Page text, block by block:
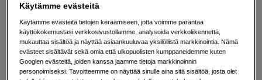
Lisää tietoa
87 EUR
Käytämme evästeitä
Käytämme evästeitä tietojen keräämiseen, jotta voimme parantaa
käyttökokemustasi verkkosivustollamme, analysoida verkkoliikennettä,
mukauttaa sisältöä ja näyttää asiaankuuluvaa yksilöllistä markkinointia. Nämä
evästeet sisältävät sekä omia että ulkopuolisten kumppaneidemme kuten
Googlen evästeitä, joiden kanssa jaamme tietoja markkinoinnin
personoimiseksi. Tavoitteemme on näyttää sinulle aina sitä sisältöä, josta olet